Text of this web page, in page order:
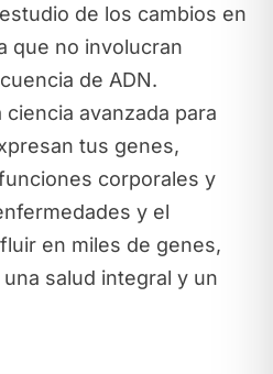
de los cambios en
que no involucran
de ADN.
avanzada para
tus genes,
corporales y
y el
en miles de genes,
salud integral y un